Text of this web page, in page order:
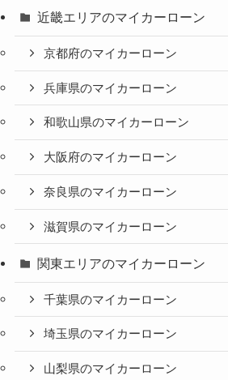
近畿エリアのマイカーローン
京都府のマイカーローン
兵庫県のマイカーローン
和歌山県のマイカーローン
大阪府のマイカーローン
奈良県のマイカーローン
滋賀県のマイカーローン
関東エリアのマイカーローン
千葉県のマイカーローン
埼玉県のマイカーローン
山梨県のマイカーローン